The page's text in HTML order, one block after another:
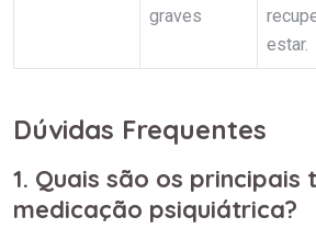
graves
estar.
Dúvidas Frequentes
1. Quais são os principais
medicação psiquiátrica?